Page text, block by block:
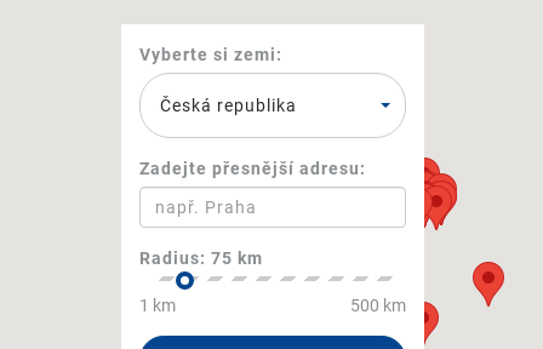
Vyberte si zemi:
Česká republika
Zadejte přesnější adresu:
Radius: 75 km
1 km 500 km